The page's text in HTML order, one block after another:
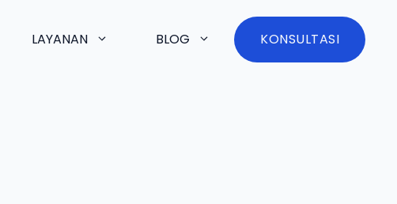
LAYANAN BLOG KONSULTASI